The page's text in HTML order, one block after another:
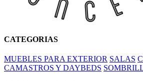
CATEGORIAS
MUEBLES PARA EXTERIOR SALAS
CAMASTROS Y DAYBEDS